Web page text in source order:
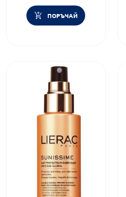
ПОРЪЧАЙ